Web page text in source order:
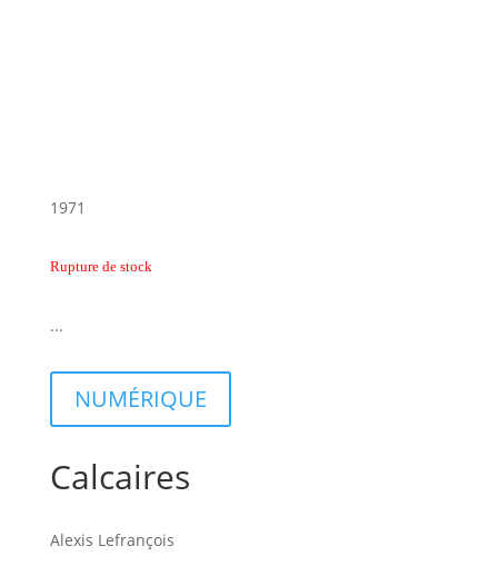
1971
Rupture de stock
...
NUMÉRIQUE
Calcaires
Alexis Lefrançois